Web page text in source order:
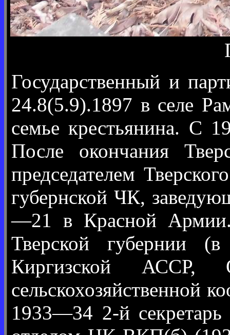
Государственный и
24.8(5.9).1897 в селе
семье крестьянина. С
После окончания
председателем
губернской ЧК,
—21 в Красной Армии.
Тверской губернии (в
Киргизской АССР,
сельскохозяйственной
1933—34 2-й секретарь